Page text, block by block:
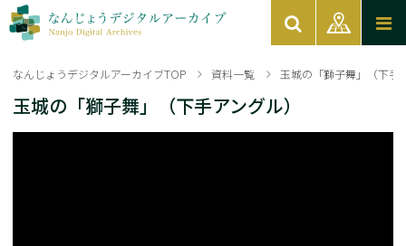
なんじょうデジタルアーカイブTOP 資料一覧 玉城の「獅子舞」（下手
玉城の「獅子舞」（下手アングル）